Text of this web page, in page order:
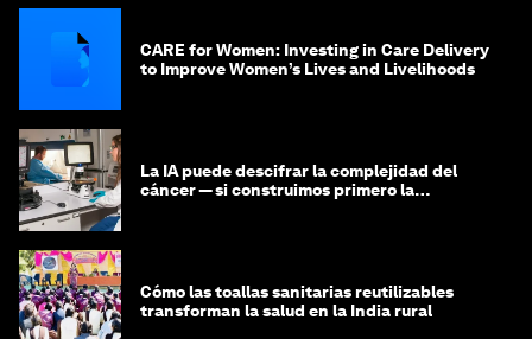
CARE for Women: Investing in Care Delivery
to Improve Women’s Lives and Livelihoods
La IA puede descifrar la complejidad del
cáncer — si construimos primero la
Cómo las toallas sanitarias reutilizables
transforman la salud en la India rural